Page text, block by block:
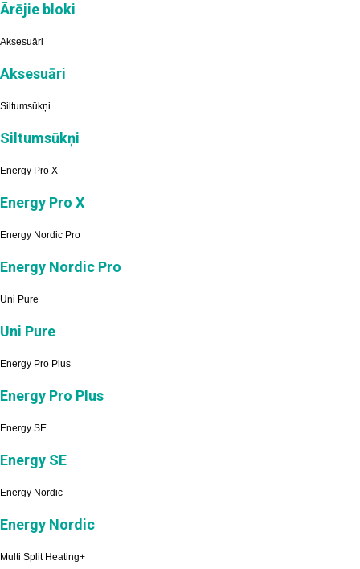
Ārējie bloki
Aksesuāri
Aksesuāri
Siltumsūkņi
Siltumsūkņi
Energy Pro X
Energy Pro X
Energy Nordic Pro
Energy Nordic Pro
Uni Pure
Uni Pure
Energy Pro Plus
Energy Pro Plus
Energy SE
Energy SE
Energy Nordic
Energy Nordic
Multi Split Heating+